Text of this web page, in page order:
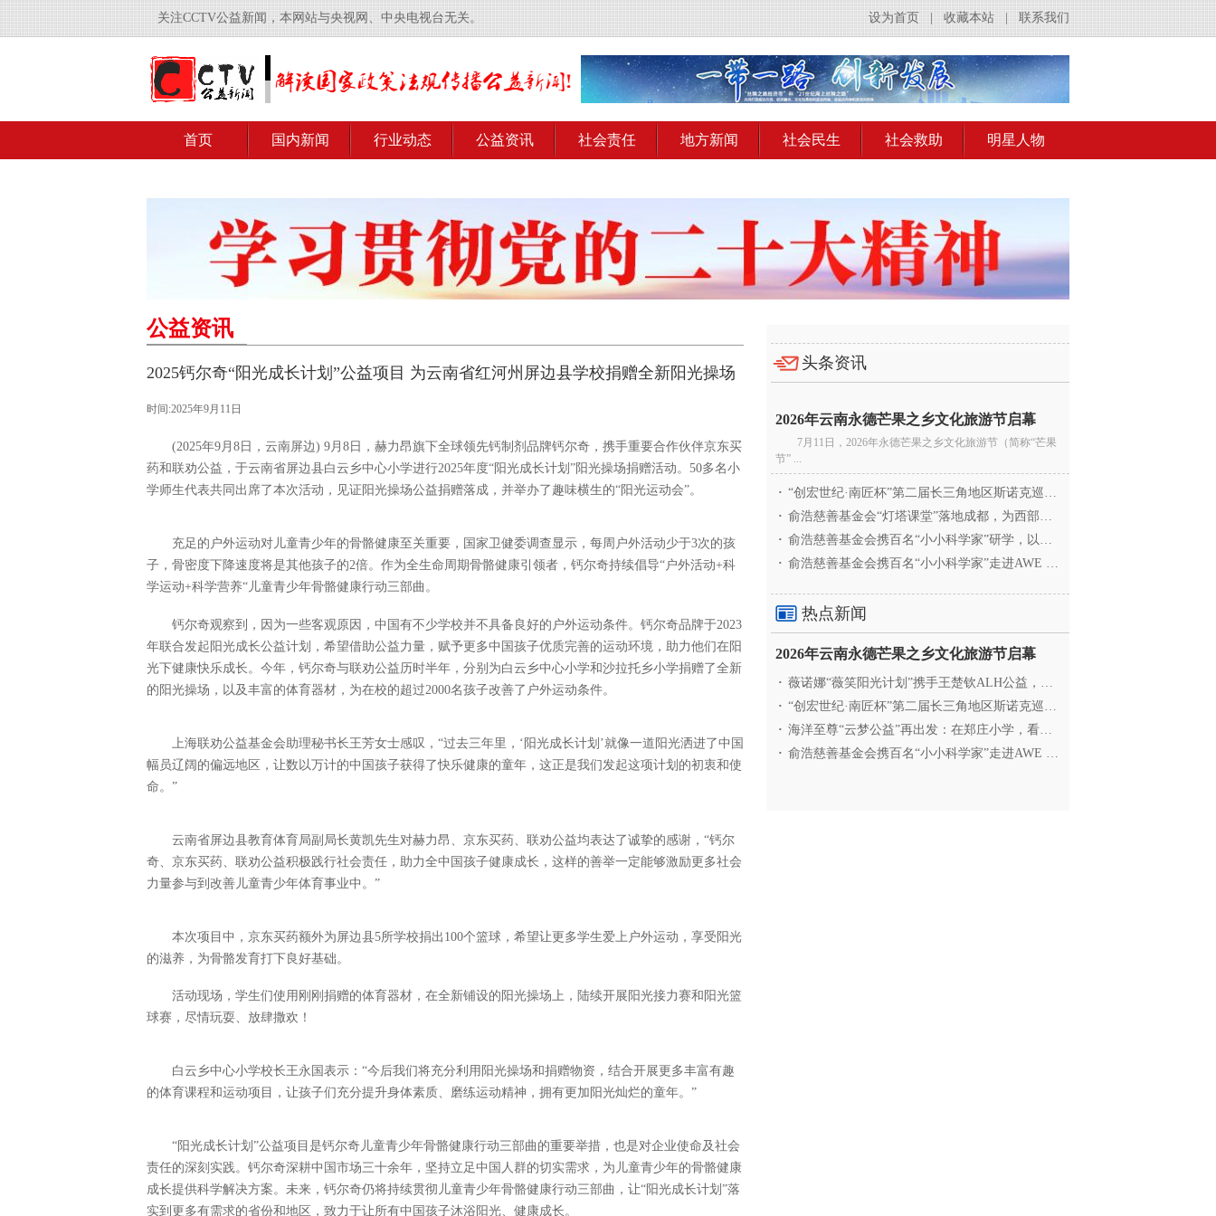
关注CCTV公益新闻，本网站与央视网、中央电视台无关。 联系我们
收藏本站
设为首页
首页 国内新闻 行业动态 公益资讯 社会责任 地方新闻 社会民生 社会救助 明星人物
公益资讯
2025钙尔奇“阳光成长计划”公益项目 为云南省红河州屏边县学校捐赠全新阳光操场
时间:2025年9月11日
(2025年9月8日，云南屏边) 9月8日，赫力昂旗下全球领先钙制剂品牌钙尔奇，携手重要合作伙伴京东买
药和联劝公益，于云南省屏边县白云乡中心小学进行2025年度“阳光成长计划”阳光操场捐赠活动。50多名小
学师生代表共同出席了本次活动，见证阳光操场公益捐赠落成，并举办了趣味横生的“阳光运动会”。
充足的户外运动对儿童青少年的骨骼健康至关重要，国家卫健委调查显示，每周户外活动少于3次的孩
子，骨密度下降速度将是其他孩子的2倍。作为全生命周期骨骼健康引领者，钙尔奇持续倡导“户外活动+科
学运动+科学营养“儿童青少年骨骼健康行动三部曲。
钙尔奇观察到，因为一些客观原因，中国有不少学校并不具备良好的户外运动条件。钙尔奇品牌于2023
年联合发起阳光成长公益计划，希望借助公益力量，赋予更多中国孩子优质完善的运动环境，助力他们在阳
光下健康快乐成长。今年，钙尔奇与联劝公益历时半年，分别为白云乡中心小学和沙拉托乡小学捐赠了全新
的阳光操场，以及丰富的体育器材，为在校的超过2000名孩子改善了户外运动条件。
上海联劝公益基金会助理秘书长王芳女士感叹，“过去三年里，‘阳光成长计划’就像一道阳光洒进了中国
幅员辽阔的偏远地区，让数以万计的中国孩子获得了快乐健康的童年，这正是我们发起这项计划的初衷和使
命。”
云南省屏边县教育体育局副局长黄凯先生对赫力昂、京东买药、联劝公益均表达了诚挚的感谢，“钙尔
奇、京东买药、联劝公益积极践行社会责任，助力全中国孩子健康成长，这样的善举一定能够激励更多社会
力量参与到改善儿童青少年体育事业中。”
本次项目中，京东买药额外为屏边县5所学校捐出100个篮球，希望让更多学生爱上户外运动，享受阳光
的滋养，为骨骼发育打下良好基础。
活动现场，学生们使用刚刚捐赠的体育器材，在全新铺设的阳光操场上，陆续开展阳光接力赛和阳光篮
球赛，尽情玩耍、放肆撒欢！
白云乡中心小学校长王永国表示：“今后我们将充分利用阳光操场和捐赠物资，结合开展更多丰富有趣
的体育课程和运动项目，让孩子们充分提升身体素质、磨练运动精神，拥有更加阳光灿烂的童年。”
“阳光成长计划”公益项目是钙尔奇儿童青少年骨骼健康行动三部曲的重要举措，也是对企业使命及社会
责任的深刻实践。钙尔奇深耕中国市场三十余年，坚持立足中国人群的切实需求，为儿童青少年的骨骼健康
成长提供科学解决方案。未来，钙尔奇仍将持续贯彻儿童青少年骨骼健康行动三部曲，让“阳光成长计划”落
实到更多有需求的省份和地区，致力于让所有中国孩子沐浴阳光、健康成长。
头条资讯
2026年云南永德芒果之乡文化旅游节启幕
7月11日，2026年永德芒果之乡文化旅游节（简称“芒果
节” ...
· “创宏世纪·南匠杯”第二届长三角地区斯诺克巡回赛（江
· 俞浩慈善基金会“灯塔课堂”落地成都，为西部学子搭建
· 俞浩慈善基金会携百名“小小科学家”研学，以顶尖科创
· 俞浩慈善基金会携百名“小小科学家”走进AWE 探访追觅
热点新闻
2026年云南永德芒果之乡文化旅游节启幕
· 薇诺娜“薇笑阳光计划”携手王楚钦ALH公益，助力高原乒
· “创宏世纪·南匠杯”第二届长三角地区斯诺克巡回赛（江
· 海洋至尊“云梦公益”再出发：在郑庄小学，看见向善的
· 俞浩慈善基金会携百名“小小科学家”走进AWE 探访追觅